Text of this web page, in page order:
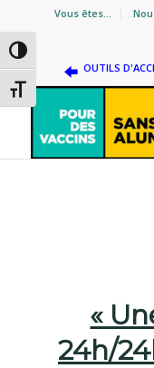
Passer en contraste
Changer la taille de la
Vous êtes…
OUTILS
«
24h/